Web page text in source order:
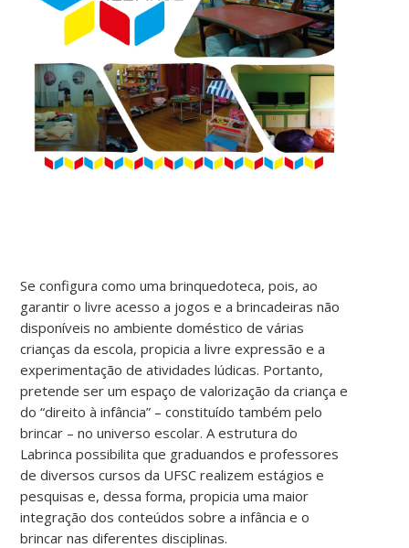
Se configura como uma brinquedoteca, pois, ao
garantir o livre acesso a jogos e a brincadeiras não
disponíveis no ambiente doméstico de várias
crianças da escola, propicia a livre expressão e a
experimentação de atividades lúdicas. Portanto,
pretende ser um espaço de valorização da criança e
do “direito à infância” – constituído também pelo
brincar – no universo escolar. A estrutura do
Labrinca possibilita que graduandos e professores
de diversos cursos da UFSC realizem estágios e
pesquisas e, dessa forma, propicia uma maior
integração dos conteúdos sobre a infância e o
brincar nas diferentes disciplinas.